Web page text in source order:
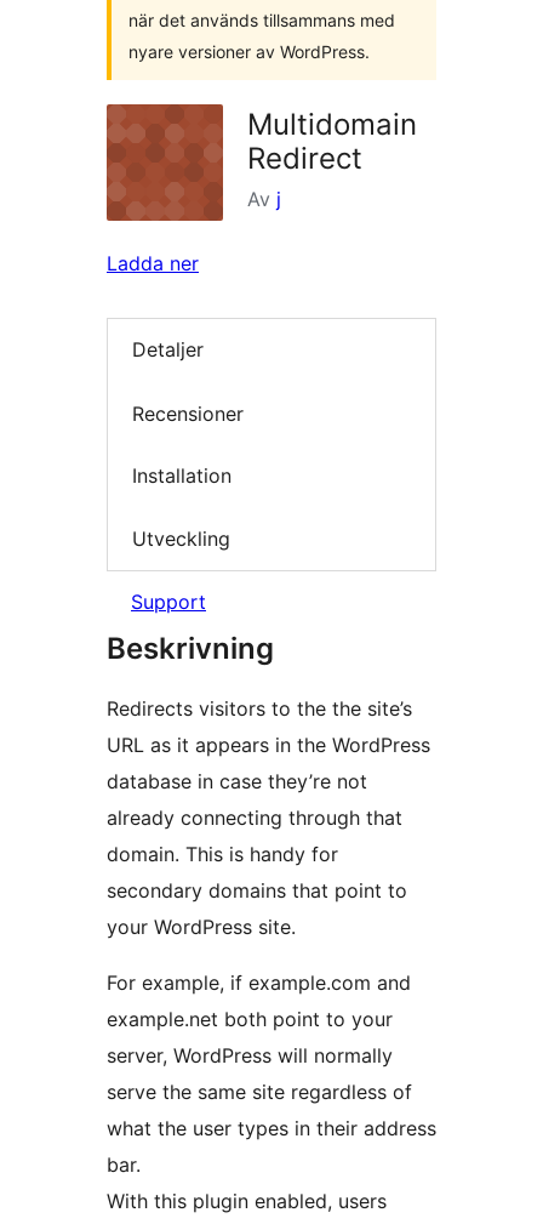
när det används tillsammans med
nyare versioner av WordPress.
Multidomain
Redirect
Av j
Ladda ner
Detaljer
Recensioner
Installation
Utveckling
Support
Beskrivning
Redirects visitors to the the site’s
URL as it appears in the WordPress
database in case they’re not
already connecting through that
domain. This is handy for
secondary domains that point to
your WordPress site.
For example, if example.com and
example.net both point to your
server, WordPress will normally
serve the same site regardless of
what the user types in their address
bar.
With this plugin enabled, users